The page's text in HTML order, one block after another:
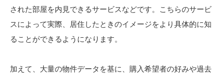
された部屋を内見できるサービスなどです。こちらのサービ
スによって実際、居住したときのイメージをより具体的に知
ることができるようになります。
加えて、大量の物件データを基に、購入希望者の好みや過去